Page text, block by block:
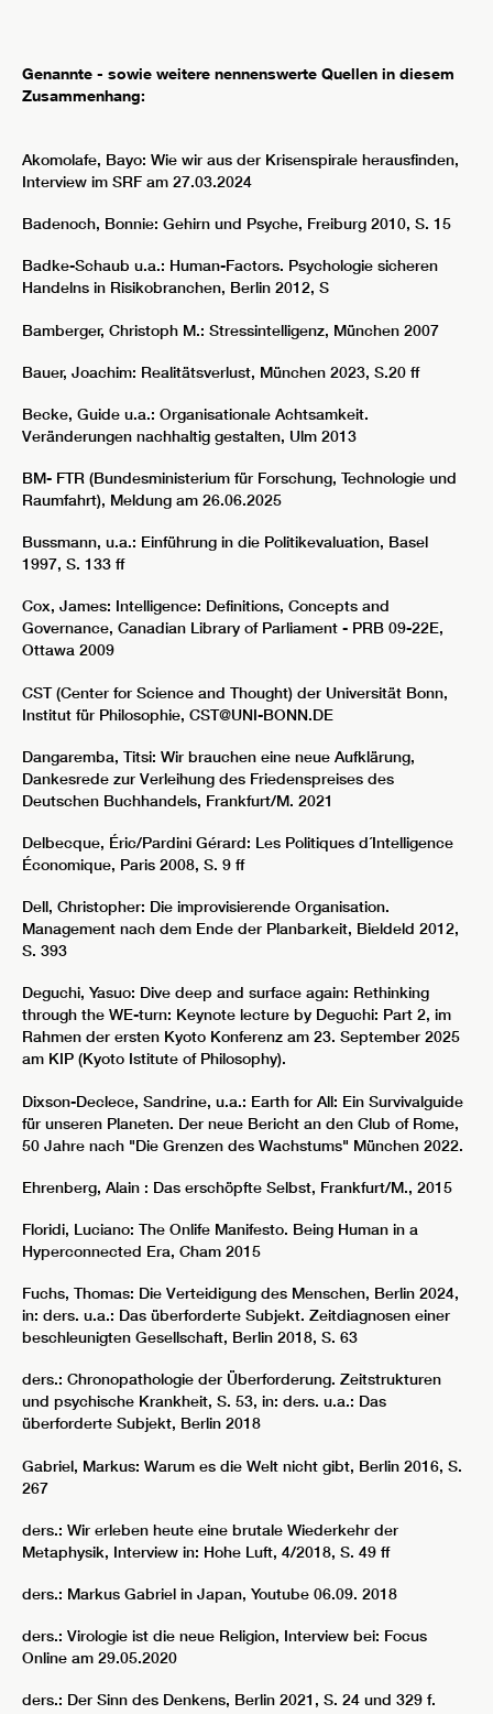
Genannte - sowie weitere nennenswerte Quellen in diesem
Zusammenhang:
Akomolafe, Bayo: Wie wir aus der Krisenspirale herausfinden,
Interview im SRF am 27.03.2024
Badenoch, Bonnie: Gehirn und Psyche, Freiburg 2010, S. 15
Badke-Schaub u.a.: Human-Factors. Psychologie sicheren
Handelns in Risikobranchen, Berlin 2012, S
Bamberger, Christoph M.: Stressintelligenz, München 2007
Bauer, Joachim: Realitätsverlust, München 2023, S.20 ff
Becke, Guide u.a.: Organisationale Achtsamkeit.
Veränderungen nachhaltig gestalten, Ulm 2013
BM- FTR (Bundesministerium für Forschung, Technologie und
Raumfahrt), Meldung am 26.06.2025
Bussmann, u.a.: Einführung in die Politikevaluation, Basel
1997, S. 133 ff
Cox, James: Intelligence: Definitions, Concepts and
Governance, Canadian Library of Parliament - PRB 09-22E,
Ottawa 2009
CST (Center for Science and Thought) der Universität Bonn,
Institut für Philosophie, CST@UNI-BONN.DE
Dangaremba, Titsi: Wir brauchen eine neue Aufklärung,
Dankesrede zur Verleihung des Friedenspreises des
Deutschen Buchhandels, Frankfurt/M. 2021
Delbecque, Éric/Pardini Gérard: Les Politiques d´Intelligence
Économique, Paris 2008, S. 9 ff
Dell, Christopher: Die improvisierende Organisation.
Management nach dem Ende der Planbarkeit, Bieldeld 2012,
S. 393
Deguchi, Yasuo: Dive deep and surface again: Rethinking
through the WE-turn: Keynote lecture by Deguchi: Part 2, im
Rahmen der ersten Kyoto Konferenz am 23. September 2025
am KIP (Kyoto Istitute of Philosophy).
Dixson-Declece, Sandrine, u.a.: Earth for All: Ein Survivalguide
für unseren Planeten. Der neue Bericht an den Club of Rome,
50 Jahre nach "Die Grenzen des Wachstums" München 2022.
Ehrenberg, Alain : Das erschöpfte Selbst, Frankfurt/M., 2015
Floridi, Luciano: The Onlife Manifesto. Being Human in a
Hyperconnected Era, Cham 2015
Fuchs, Thomas: Die Verteidigung des Menschen, Berlin 2024,
in: ders. u.a.: Das überforderte Subjekt. Zeitdiagnosen einer
beschleunigten Gesellschaft, Berlin 2018, S. 63
ders.: Chronopathologie der Überforderung. Zeitstrukturen
und psychische Krankheit, S. 53, in: ders. u.a.: Das
überforderte Subjekt, Berlin 2018
Gabriel, Markus: Warum es die Welt nicht gibt, Berlin 2016, S.
267
ders.: Wir erleben heute eine brutale Wiederkehr der
Metaphysik, Interview in: Hohe Luft, 4/2018, S. 49 ff
ders.: Markus Gabriel in Japan, Youtube 06.09. 2018
ders.: Virologie ist die neue Religion, Interview bei: Focus
Online am 29.05.2020
ders.: Der Sinn des Denkens, Berlin 2021, S. 24 und 329 f.